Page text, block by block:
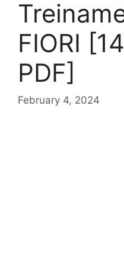
FIORI
PDF]
February 4, 2024